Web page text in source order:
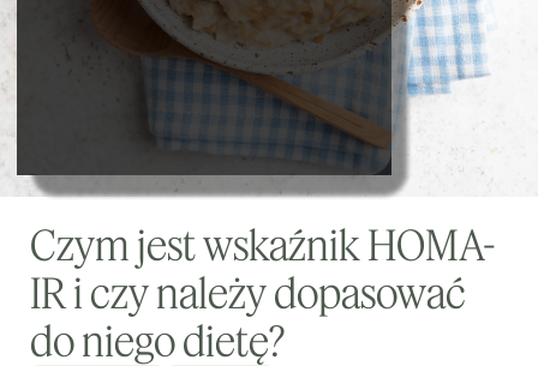
Czym jest wskaźnik HOMA-
IR i czy należy dopasować
do niego dietę?